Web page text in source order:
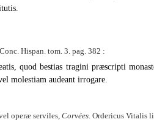
Hispan. tom. 3. pag. 382 :
quod bestias tragini præscripti
molestiam audeant irrogare.
operæ serviles, Corvées. Ordericus Vitalis